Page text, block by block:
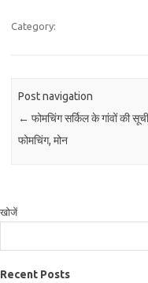
Category:
Post navigation
← फोमचिंग सर्किल के गांवों की
फोमचिंग, मोन
खोजें
Recent Posts